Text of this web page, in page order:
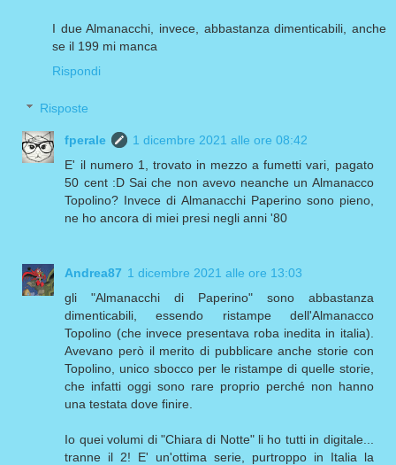
I due Almanacchi, invece, abbastanza dimenticabili, anche
se il 199 mi manca
Rispondi
Risposte
fperale
1 dicembre 2021 alle ore 08:42
E' il numero 1, trovato in mezzo a fumetti vari, pagato
50 cent :D Sai che non avevo neanche un Almanacco
Topolino? Invece di Almanacchi Paperino sono pieno,
ne ho ancora di miei presi negli anni '80
Andrea87 1 dicembre 2021 alle ore 13:03
gli "Almanacchi di Paperino" sono abbastanza
dimenticabili, essendo ristampe dell'Almanacco
Topolino (che invece presentava roba inedita in italia).
Avevano però il merito di pubblicare anche storie con
Topolino, unico sbocco per le ristampe di quelle storie,
che infatti oggi sono rare proprio perché non hanno
una testata dove finire.
Io quei volumi di "Chiara di Notte" li ho tutti in digitale...
tranne il 2! E' un'ottima serie, purtroppo in Italia la